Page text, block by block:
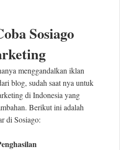
Sosiago
menggandalkan iklan
blog, sudah saat nya untuk
di Indonesia yang
Berikut ini adalah
di Sosiago: